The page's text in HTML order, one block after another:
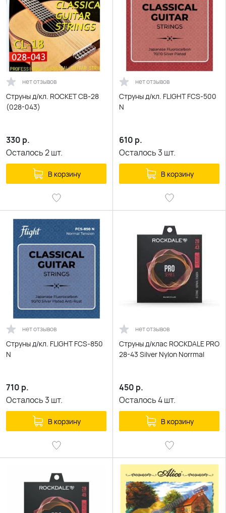
нет отзывов
Струны д/кл. ROCKET CB-28
(028-043)
330 р.
Осталось2шт.
В корзину
нет отзывов
Струны д/кл. FLIGHT FCS-500
N
610 р.
Осталось3 шт.
В корзину
нет отзывов
Струны д/кл. FLIGHT FCS-850
N
710 р.
Осталось3 шт.
В корзину
нет отзывов
Струны д/клас ROCKDALE PRO
28-43 Silver Nylon Norrmal
450 р.
Осталось4шт.
В корзину